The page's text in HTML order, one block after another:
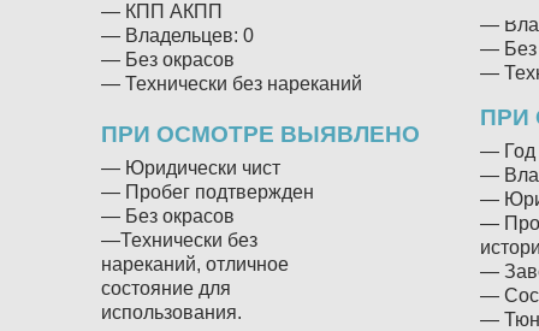
ПРИ ОСМОТРЕ ВЫЯВЛЕНО
— Юридически чист
— Пробег подтвержден
— Без окрасов
—Технически без
нареканий, отличное
состояние для
использования.
— КПП АКПП
— Владельцев: 0
— Без окрасов
— Технически без нареканий
ПРИ
— Год
—
—
—
—
—
—
—
— Без
—